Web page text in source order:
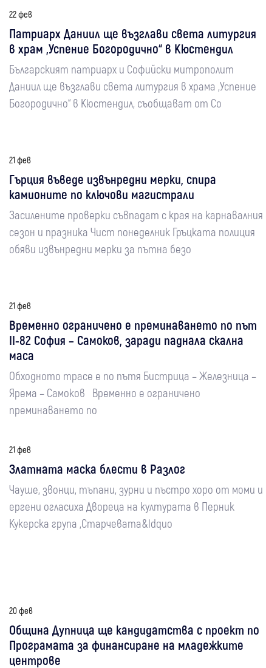
22 фев
Патриарх Даниил ще възглави света литургия
в храм „Успение Богородично“ в Кюстендил
Българският патриарх и Софийски митрополит
Даниил ще възглави света литургия в храма „Успение
Богородично“ в Кюстендил, съобщават от Со
21 фев
Гърция въведе извънредни мерки, спира
камионите по ключови магистрали
Засилените проверки съвпадат с края на карнавалния
сезон и празника Чист понеделник Гръцката полиция
обяви извънредни мерки за пътна безо
21 фев
Временно ограничено е преминаването по път
II-82 София – Самоков, заради паднала скална
маса
Обходното трасе е по пътя Бистрица – Железница –
Ярема – Самоков Временно е ограничено
преминаването по
21 фев
Златната маска блести в Разлог
Чауше, звонци, тъпани, зурни и пъстро хоро от моми и
ергени огласиха Двореца на културата в Перник
Кукерска група „Старчевата&ldquo
20 фев
Община Дупница ще кандидатства с проект по
Програмата за финансиране на младежките
центрове